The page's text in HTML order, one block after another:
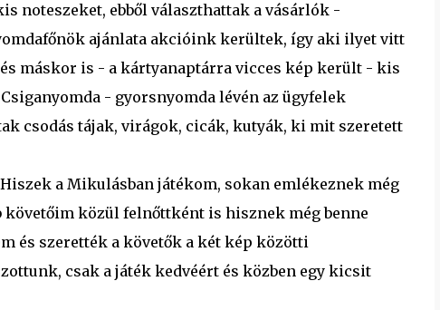
noteszeket, ebből választhattak a vásárlók -
ajánlata akcióink kerültek, így aki ilyet vitt
máskor is - a kártyanaptárra vicces kép került - kis
- gyorsnyomda lévén az ügyfelek
csodás tájak, virágok, cicák, kutyák, ki mit szeretett
a Mikulásban játékom, sokan emlékeznek még
követőim közül felnőttként is hisznek még benne
és szerették a követők a két kép közötti
csak a játék kedvéért és közben egy kicsit